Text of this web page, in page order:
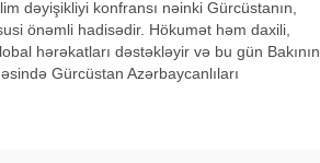
dəyişikliyi konfransı nəinki Gürcüstanın,
önəmli hadisədir. Hökumət həm daxili,
hərəkatları dəstəkləyir və bu gün Bakının
Gürcüstan Azərbaycanlıları